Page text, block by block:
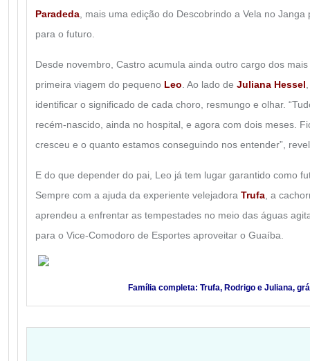
Paradeda , mais uma edição do Descobrindo a Vela no
para o futuro.
Desde novembro, Castro acumula ainda outro cargo dos
primeira viagem do pequeno Leo . Ao lado de Juliana Hessel
identificar o significado de cada choro, resmungo e olhar.
recém-nascido, ainda no hospital, e agora com dois meses.
cresceu e o quanto estamos conseguindo nos entender”,
E do que depender do pai, Leo já tem lugar garantido como
Sempre com a ajuda da experiente velejadora Trufa , a
aprendeu a enfrentar as tempestades no meio das águas
para o Vice-Comodoro de Esportes aproveitar o Guaíba.
Família completa: Trufa, Rodrigo e Juliana,